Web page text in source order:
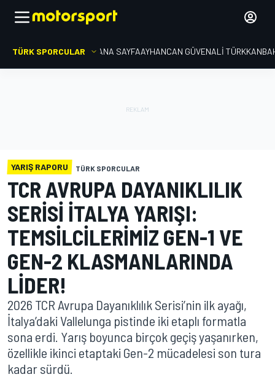
TÜRK SPORCULAR ANA SAYFAAYHANCAN GÜVENALI TÜRKKAN
YARIŞ RAPORU TÜRK SPORCULAR
TCR AVRUPA DAYANIKLILIK
SERISI İTALYA YARIŞI:
TEMSILCILERIMIZ GEN-1 VE
GEN-2 KLASMANLARINDA
LIDER!
2026 TCR Avrupa Dayanıklılık Serisi’nin ilk ayağı,
İtalya’daki Vallelunga pistinde iki etaplı formatla
sona erdi. Yarış boyunca birçok geçiş yaşanırken,
özellikle ikinci etaptaki Gen-2 mücadelesi son tura
kadar sürdü.